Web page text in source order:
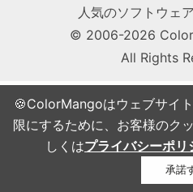
🍪ColorMangoはウェブサイ
限にするために、お客様のク
しくはプライバシーポリ
承諾
人気のソフトウェ
© 2006-2026
All Rights